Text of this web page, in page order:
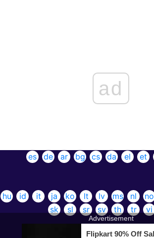
ad
es de ar bg cs da el et
hu id it ja ko lt lv ms nl no
sk
sl sr sv th tr vi